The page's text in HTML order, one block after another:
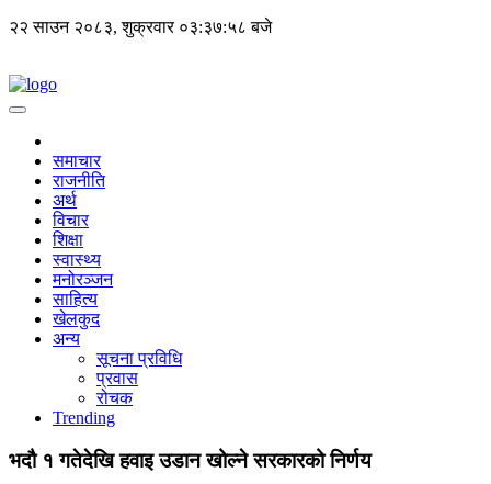
२२ साउन २०८३, शुक्रवार ०३:३७:५८ बजे
समाचार
राजनीति
अर्थ
विचार
शिक्षा
स्वास्थ्य
मनोरञ्जन
साहित्य
खेलकुद
अन्य
सूचना प्रविधि
प्रवास
रोचक
Trending
भदौ १ गतेदेखि हवाइ उडान खोल्ने सरकारको निर्णय